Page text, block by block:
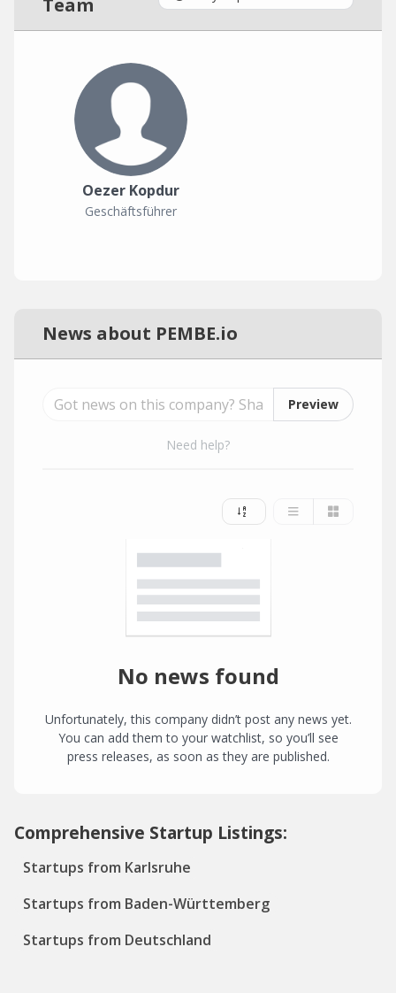
Team
Oezer Kopdur
Geschäftsführer
News about PEMBE.io
Preview
Need help?
No news found
Unfortunately, this company didn’t post any news yet.
You can add them to your watchlist, so you’ll see
press releases, as soon as they are published.
Comprehensive Startup Listings:
Startups from Karlsruhe
Startups from Baden-Württemberg
Startups from Deutschland